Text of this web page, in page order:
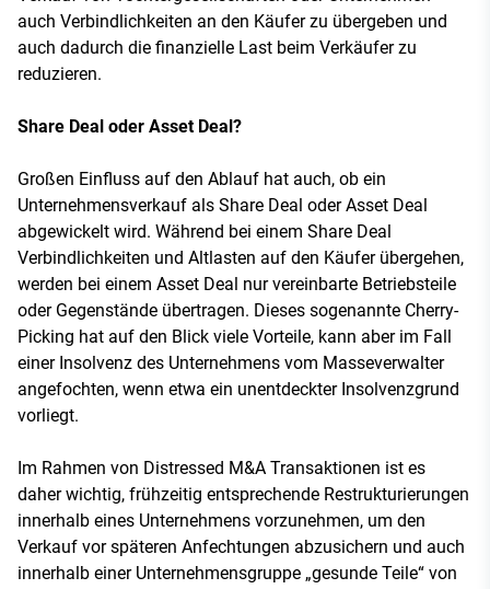
auch Verbindlichkeiten an den Käufer zu übergeben und
auch dadurch die finanzielle Last beim Verkäufer zu
reduzieren.
Share Deal oder Asset Deal?
Großen Einfluss auf den Ablauf hat auch, ob ein
Unternehmensverkauf als Share Deal oder Asset Deal
abgewickelt wird. Während bei einem Share Deal
Verbindlichkeiten und Altlasten auf den Käufer übergehen,
werden bei einem Asset Deal nur vereinbarte Betriebsteile
oder Gegenstände übertragen. Dieses sogenannte Cherry-
Picking hat auf den Blick viele Vorteile, kann aber im Fall
einer Insolvenz des Unternehmens vom Masseverwalter
angefochten, wenn etwa ein unentdeckter Insolvenzgrund
vorliegt.
Im Rahmen von Distressed M&A Transaktionen ist es
daher wichtig, frühzeitig entsprechende Restrukturierungen
innerhalb eines Unternehmens vorzunehmen, um den
Verkauf vor späteren Anfechtungen abzusichern und auch
innerhalb einer Unternehmensgruppe „gesunde Teile“ von